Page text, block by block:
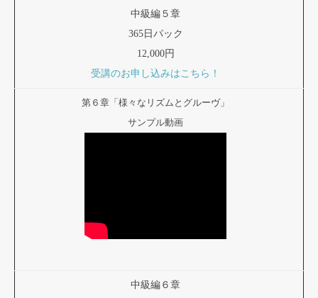
中級編５章
365日パック
12,000円
受講のお申し込みはこちら！
第６章「様々なリズムとグルーヴ」
サンプル動画
中級編６章